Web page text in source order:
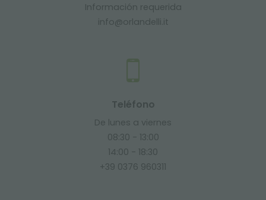
Información requerida
info@orlandelli.it
Teléfono
De lunes a viernes
08:30 - 13:00
14:00 - 18:30
+39 0376 960311